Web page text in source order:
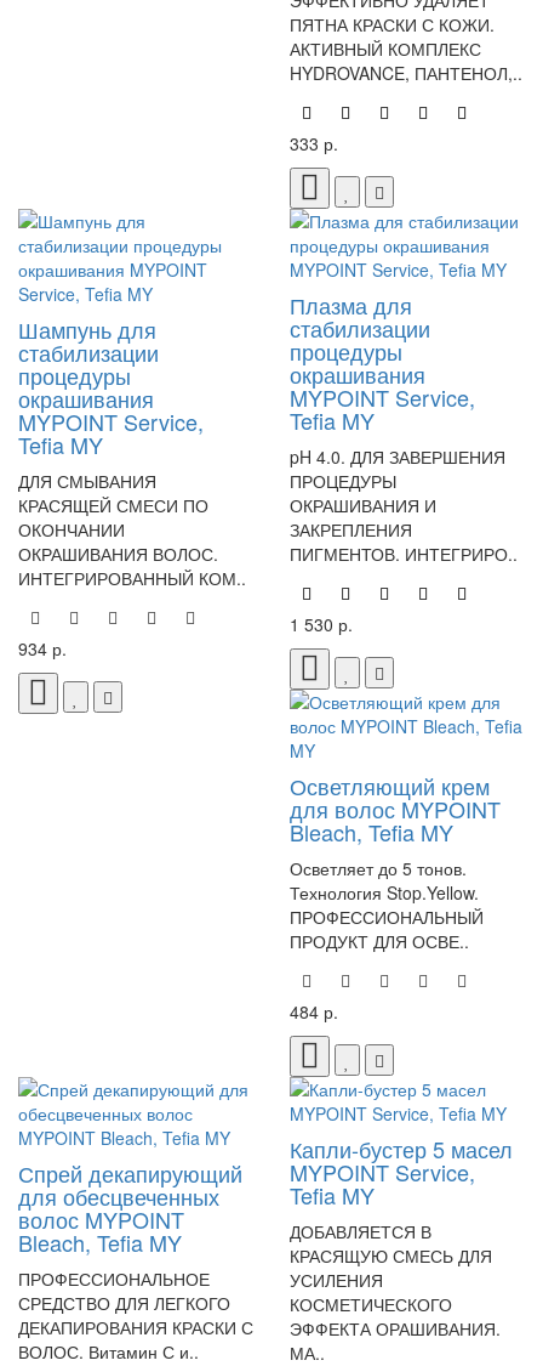
ПЯТНА КРАСКИ С КОЖИ.
АКТИВНЫЙ КОМПЛЕКС
HYDROVANCE, ПАНТЕНОЛ,..
333 р.
Шампунь для
стабилизации
процедуры
окрашивания
MYPOINT Service,
Tefia MY
ДЛЯ СМЫВАНИЯ
КРАСЯЩЕЙ СМЕСИ ПО
ОКОНЧАНИИ
ОКРАШИВАНИЯ ВОЛОС.
ИНТЕГРИРОВАННЫЙ КОМ..
934 р.
Плазма для
стабилизации
процедуры
окрашивания
MYPOINT Service,
Tefia MY
pH 4.0. ДЛЯ ЗАВЕРШЕНИЯ
ПРОЦЕДУРЫ
ОКРАШИВАНИЯ И
ЗАКРЕПЛЕНИЯ
ПИГМЕНТОВ. ИНТЕГРИРО..
1 530 р.
Осветляющий крем
для волос MYPOINT
Bleach, Tefia MY
Осветляет до 5 тонов.
Технология Stop.Yellow.
ПРОФЕССИОНАЛЬНЫЙ
ПРОДУКТ ДЛЯ ОСВЕ..
484 р.
Спрей декапирующий
для обесцвеченных
волос MYPOINT
Bleach, Tefia MY
ПРОФЕССИОНАЛЬНОЕ
СРЕДСТВО ДЛЯ ЛЕГКОГО
ДЕКАПИРОВАНИЯ КРАСКИ С
ВОЛОС. Витамин С и..
Капли-бустер 5 масел
MYPOINT Service,
Tefia MY
ДОБАВЛЯЕТСЯ В
КРАСЯЩУЮ СМЕСЬ ДЛЯ
УСИЛЕНИЯ
КОСМЕТИЧЕСКОГО
ЭФФЕКТА ОРАШИВАНИЯ.
МА..